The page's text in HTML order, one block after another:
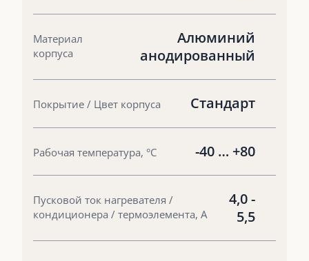
Материал
корпуса
Алюминий
анодированный
Покрытие / Цвет корпуса Стандарт
Рабочая температура, °С -40 … +80
Пусковой ток нагревателя /
кондиционера / термоэлемента, А
4,0 -
5,5